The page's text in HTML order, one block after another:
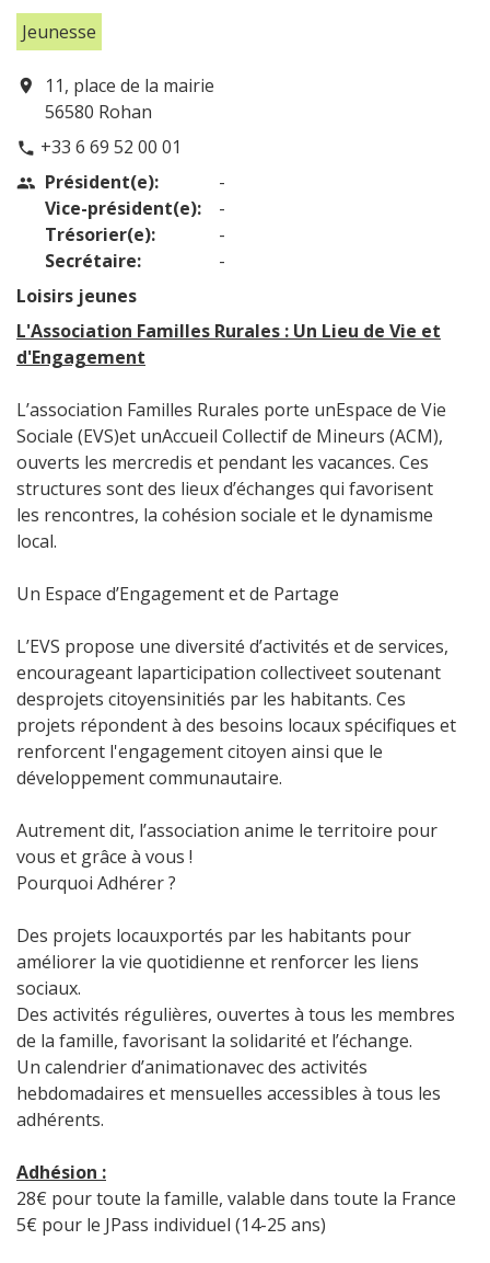
Jeunesse
location_on
11, place de la mairie
56580 Rohan
phone +33 6 69 52 00 01
people Président(e):
Vice-président(e):
Trésorier(e):
Secrétaire:
-
-
-
-
Loisirs jeunes
L'Association Familles Rurales : Un Lieu de Vie et
d'Engagement
L’association Familles Rurales porte unEspace de Vie
Sociale (EVS)et unAccueil Collectif de Mineurs (ACM),
ouverts les mercredis et pendant les vacances. Ces
structures sont des lieux d’échanges qui favorisent
les rencontres, la cohésion sociale et le dynamisme
local.
Un Espace d’Engagement et de Partage
L’EVS propose une diversité d’activités et de services,
encourageant laparticipation collectiveet soutenant
desprojets citoyensinitiés par les habitants. Ces
projets répondent à des besoins locaux spécifiques et
renforcent l'engagement citoyen ainsi que le
développement communautaire.
Autrement dit, l’association anime le territoire pour
vous et grâce à vous !
Pourquoi Adhérer ?
Des projets locauxportés par les habitants pour
améliorer la vie quotidienne et renforcer les liens
sociaux.
Des activités régulières, ouvertes à tous les membres
de la famille, favorisant la solidarité et l’échange.
Un calendrier d’animationavec des activités
hebdomadaires et mensuelles accessibles à tous les
adhérents.
Adhésion :
28€ pour toute la famille, valable dans toute la France
5€ pour le JPass individuel (14-25 ans)